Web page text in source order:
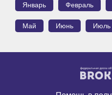
Январь Февраль
Май Июнь Июль